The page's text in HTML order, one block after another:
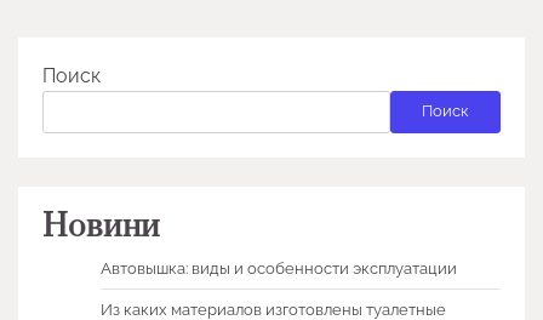
Поиск
Поиск
Новини
Автовышка: виды и особенности эксплуатации
Из каких материалов изготовлены туалетные